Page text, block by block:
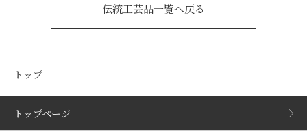
伝統工芸品一覧へ戻る
トップ
トップページ